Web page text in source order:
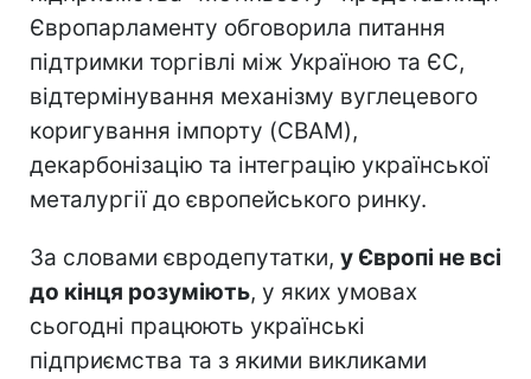
Європарламенту обговорила питання
підтримки торгівлі між Україною та ЄС,
відтермінування механізму вуглецевого
коригування імпорту (CBAM),
декарбонізацію та інтеграцію української
металургії до європейського ринку.
За словами євродепутатки, у Європі не всі
до кінця розуміють, у яких умовах
сьогодні працюють українські
підприємства та з якими викликами